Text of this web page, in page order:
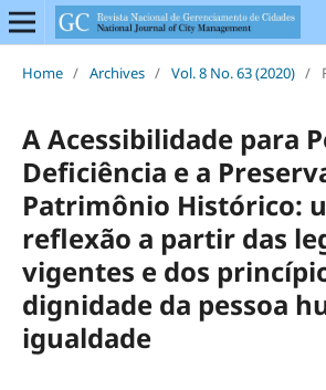
Home / Archives / Vol. 8 No. 63 (2020) /
A Acessibilidade para
Deficiência e a
Patrimônio Histórico:
reflexão a partir das
vigentes e dos
dignidade da pessoa
igualdade